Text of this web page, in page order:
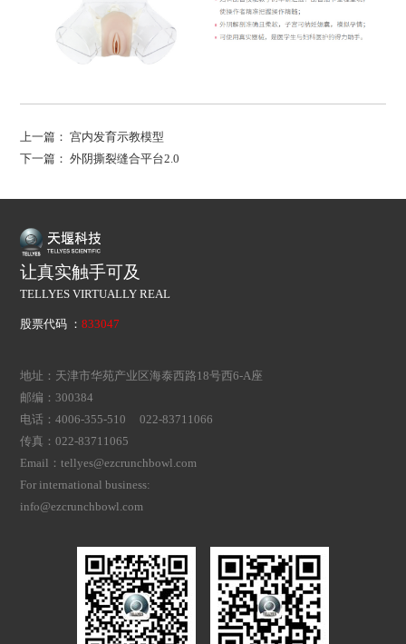
上一篇： 宫内发育示教模型
下一篇： 外阴撕裂缝合平台2.0
让真实触手可及
TELLYES VIRTUALLY REAL
股票代码 ：833047
地址：天津市华苑产业区海泰西路18号西6-A座
邮编：300384
电话：4006-355-510 022-83711066
传真：022-83711065
Email：tellyes@ezcrunchbowl.com
For international business:
info@ezcrunchbowl.com